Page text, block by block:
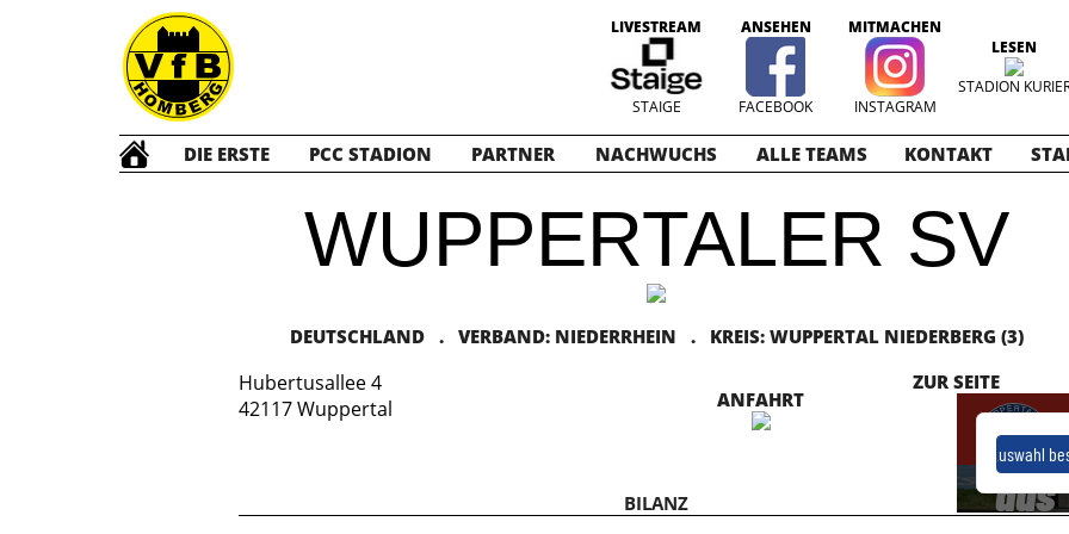
LIVESTREAM
STAIGE
ANSEHEN
FACEBOOK
MITMACHEN
INSTAGRAM
LESEN
STADION
DIE ERSTE PCC STADION PARTNER NACHWUCHS ALLE TEAMS KONTAKT
WUPPERTALER SV
DEUTSCHLAND . VERBAND: NIEDERRHEIN . KREIS: WUPPERTAL NIEDERBERG (3)
Hubertusallee 4
42117 Wuppertal
ANFAHRT
ZUR SEITE
BILANZ